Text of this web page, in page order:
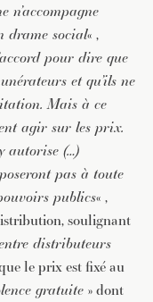
n’accompagne
drame social« ,
pour dire que
et qu’ils ne
Mais à ce
agir sur les prix.
autorise (…)
pas à toute
publics« ,
soulignant
distributeurs
le prix est fixé au
gratuite » dont